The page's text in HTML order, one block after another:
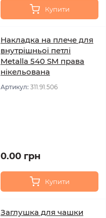
Купити
Накладка на плече для
внутрішньої петлі
Metalla 540 SM права
нікельована
Артикул: 311.91.506
0.00 грн
Купити
Заглушка для чашки